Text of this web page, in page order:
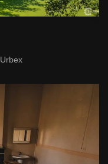
Urbex